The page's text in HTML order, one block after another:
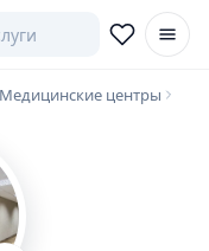
Медицинские центры